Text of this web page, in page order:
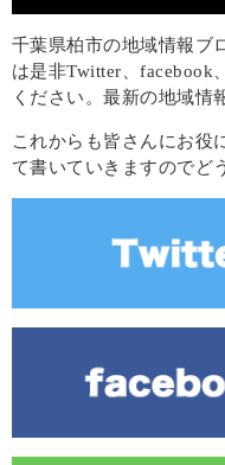
千葉県柏市の地域情報ブ
は是非Twitter、facebook
ください。最新の地域情
これからも皆さんにお役
て書いていきますのでど